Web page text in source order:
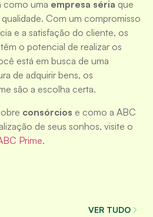
como uma empresa séria que
qualidade. Com um compromisso
e a satisfação do cliente, os
o potencial de realizar os
está em busca de uma
de adquirir bens, os
são a escolha certa.
consórcios e como a ABC
de seus sonhos, visite o
Prime.
VER TUDO